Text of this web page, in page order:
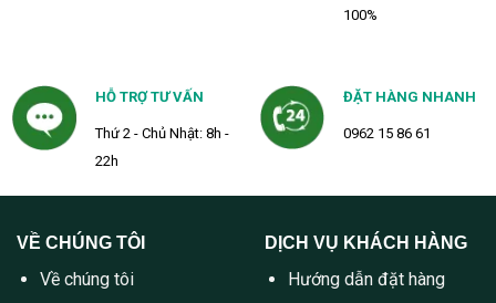
100%
HỖ TRỢ TƯ VẤN
Thứ 2 - Chủ Nhật: 8h -
22h
ĐẶT HÀNG NHANH
0962 15 86 61
VỀ CHÚNG TÔI
Về chúng tôi
DỊCH VỤ KHÁCH HÀNG
Hướng dẫn đặt hàng